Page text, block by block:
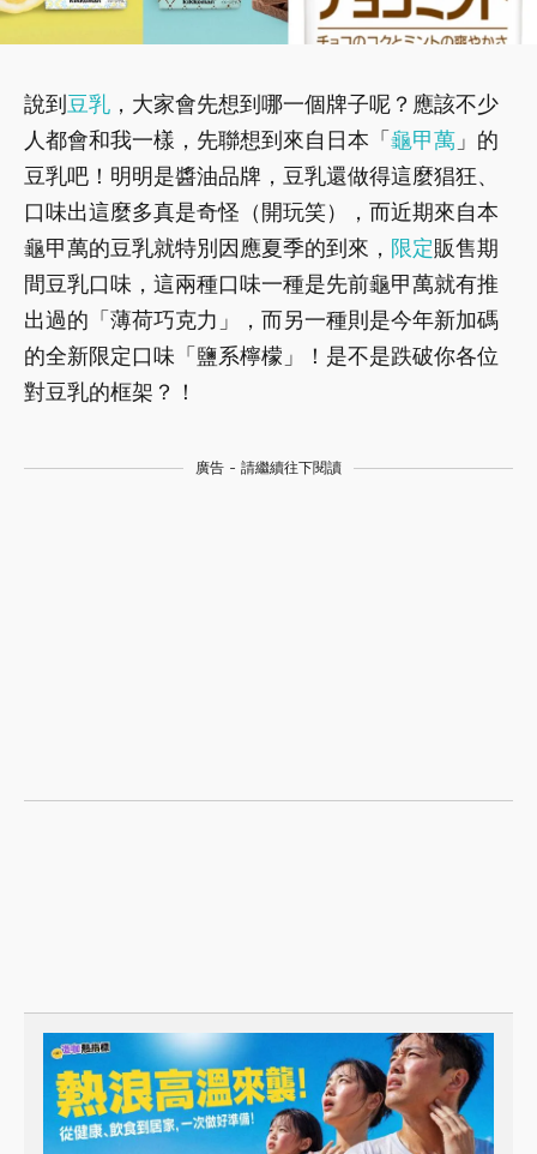
說到 豆乳 ，大家會先想到哪一個牌子呢？應該不少
人都會和我一樣，先聯想到來自日本「 龜甲萬 」的
豆乳吧！明明是醬油品牌，豆乳還做得這麼猖狂、
口味出這麼多真是奇怪（開玩笑），而近期來自本
龜甲萬的豆乳就特別因應夏季的到來， 限定販售期
間豆乳口味，這兩種口味一種是先前龜甲萬就有推
出過的「薄荷巧克力」，而另一種則是今年新加碼
的全新限定口味「鹽系檸檬」！是不是跌破你各位
對豆乳的框架？！
廣告 - 請繼續往下閱讀